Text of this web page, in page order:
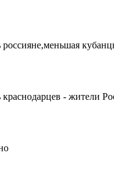
россияне,меньшая
краснодарцев - жители